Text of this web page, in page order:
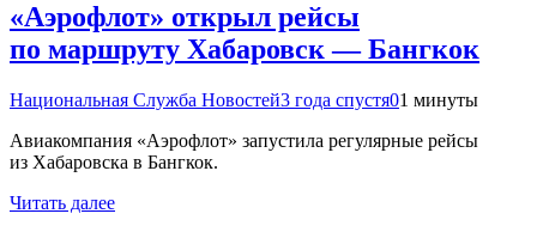
«Аэрофлот» открыл рейсы
по маршруту Хабаровск — Бангкок
Национальная Служба Новостей3 года спустя01 минуты
Авиакомпания «Аэрофлот» запустила регулярные рейсы
из Хабаровска в Бангкок.
Читать далее